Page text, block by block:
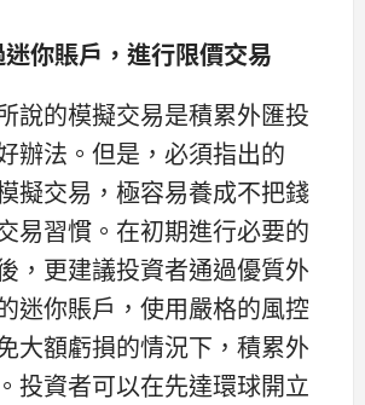
你賬戶，進行限價交易
說的模擬交易是積累外匯投
辦法。但是，必須指出的
擬交易，極容易養成不把錢
易習慣。在初期進行必要的
，更建議投資者通過優質外
迷你賬戶，使用嚴格的風控
大額虧損的情況下，積累外
投資者可以在先達環球開立